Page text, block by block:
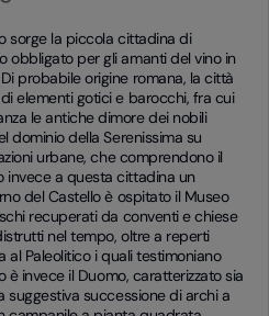
sorge la piccola cittadina di
obbligato per gli amanti del vino in
probabile origine romana, la città
elementi gotici e barocchi, fra cui
le antiche dimore dei nobili
dominio della Serenissima su
urbane, che comprendono il
invece a questa cittadina un
del Castello è ospitato il Museo
recuperati da conventi e chiese
nel tempo, oltre a reperti
Paleolitico i quali testimoniano
è invece il Duomo, caratterizzato sia
suggestiva successione di archi a